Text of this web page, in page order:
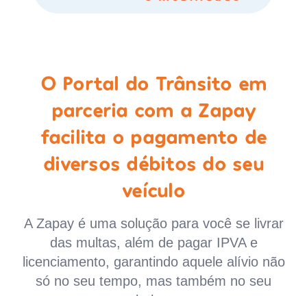
O Portal do Trânsito em
parceria com a Zapay
facilita o pagamento de
diversos débitos do seu
veículo
A Zapay é uma solução para você se livrar
das multas, além de pagar IPVA e
licenciamento, garantindo aquele alívio não
só no seu tempo, mas também no seu